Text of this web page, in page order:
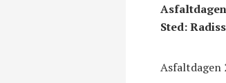
Sted:
Asfaltdagen